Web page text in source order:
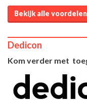
Bekijk alle voordelen
Dedicon
Kom verder met